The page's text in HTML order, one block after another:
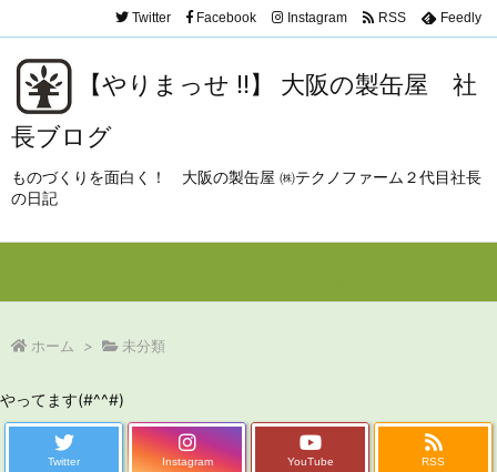
【やりまっせ !!】 大阪の製缶屋 社
長ブログ
ものづくりを面白く！ 大阪の製缶屋 ㈱テクノファーム２代目社長
の日記
Twitter Facebook Instagram RSS Feedly
ホーム > 未分類
やってます(#^^#)
Twitter Instagram YouTube RSS